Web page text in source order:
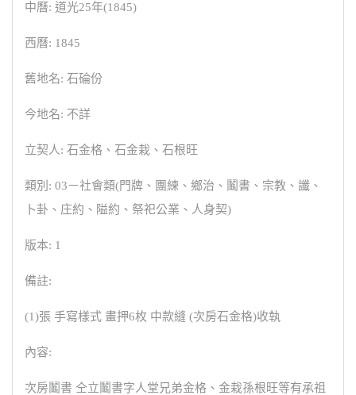
中曆: 道光25年(1845)
西曆: 1845
舊地名: 石碖份
今地名: 不詳
立契人: 石金格、石金栽、石根旺
類別: 03－社會類(門牌、團練、鄉治、鬮書、宗教、讖、
卜卦、庄約、隘約、祭祀公業、人身契)
版本: 1
備註:
(1)張 手寫樣式 畫押6枚 中款縫 (次房石金格)收執
內容:
次房鬮書 仝立鬮書字人堂兄弟金格、金栽孫根旺等有承祖